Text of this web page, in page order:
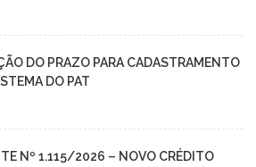
DO PRAZO PARA CADASTRAMENTO
DO PAT
Nº 1.115/2026 – NOVO CRÉDITO